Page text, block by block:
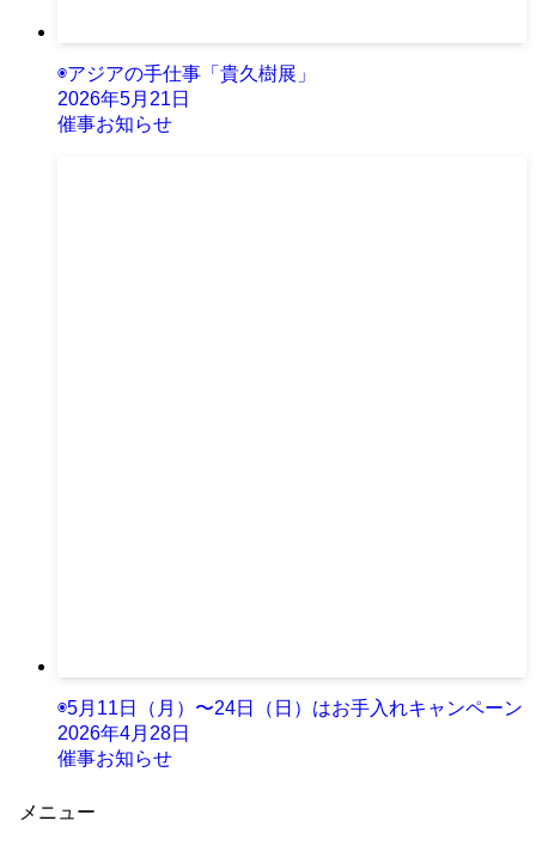
◉アジアの手仕事「貴久樹展」
2026年5月21日
催事お知らせ
◉5月11日（月）〜24日（日）はお手入れキャンペーン
2026年4月28日
催事お知らせ
メニュー